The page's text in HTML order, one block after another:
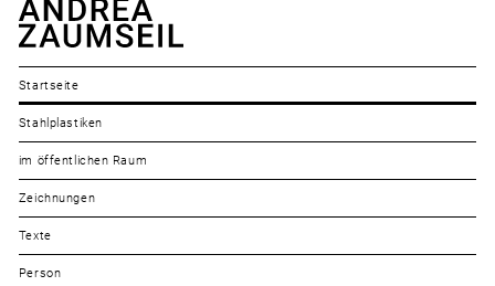
Startseite
Stahlplastiken
im öffentlichen Raum
Zeichnungen
Texte
Person